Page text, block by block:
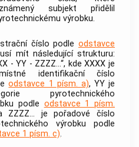
subjekt přidělil
výrobku.
číslo podle odstavce
mít následující strukturu:
- YY - ZZZZ...“, kde XXXX je
identifikační číslo
odstavce 1 písm. a), YY je
pyrotechnického
podle odstavce 1 písm.
ZZZZ... je pořadové číslo
výrobku podle
1 písm. c).